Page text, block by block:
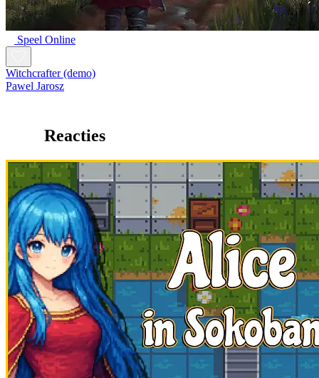
Speel Online
Witchcrafter (demo)
Pawel Jarosz
Reacties